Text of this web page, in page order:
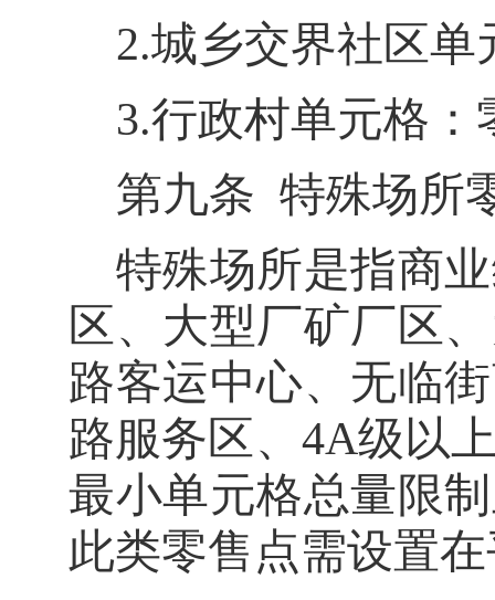
2.城乡交界社区单
3.行政村单元格：
第九条 特殊场所
特殊场所是指商
区、大型厂矿厂区
路客运中心、无临
路服务区、 4A级以
最小单元格总量限
此类零售点需设置